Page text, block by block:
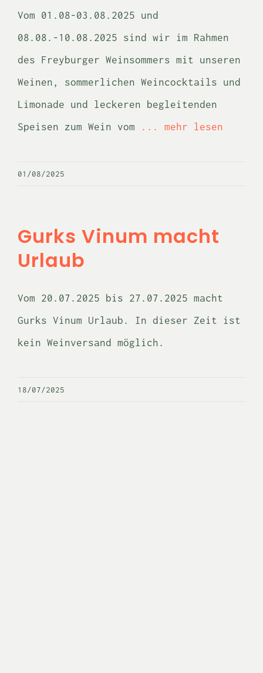
Vom 01.08-03.08.2025 und
08.08.-10.08.2025 sind wir im Rahmen
des Freyburger Weinsommers mit unseren
Weinen, sommerlichen Weincocktails und
Limonade und leckeren begleitenden
Speisen zum Wein vom ... mehr lesen
01/08/2025
Gurks Vinum macht
Urlaub
Vom 20.07.2025 bis 27.07.2025 macht
Gurks Vinum Urlaub. In dieser Zeit ist
kein Weinversand möglich.
18/07/2025